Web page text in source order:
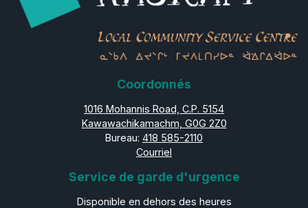
Coordonnés
1016 Mohannis Road, C.P. 5154
Kawawachikamachm, G0G 2Z0
Bureau: 418 585-2110
Courriel
Service de garde d'urgence
Disponible en dehors des heures